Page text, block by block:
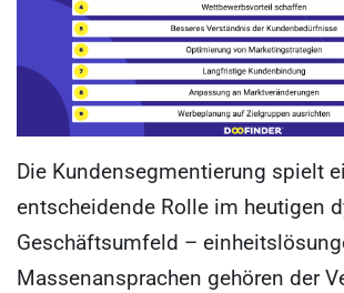
Die Kundensegmentierung spielt
entscheidende Rolle im heutigen
Geschäftsumfeld –
Massenansprachen gehören der